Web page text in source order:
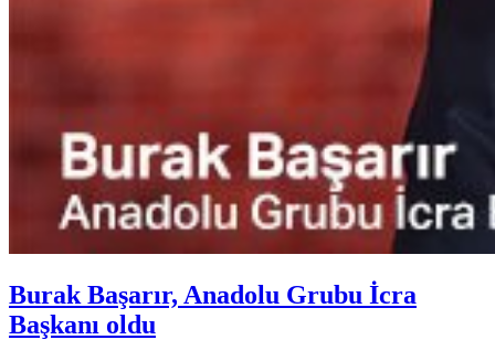
Burak Başarır, Anadolu Grubu İcra
Başkanı oldu